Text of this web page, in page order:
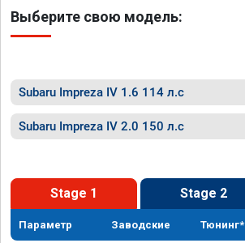
Выберите свою модель:
Subaru Impreza IV 1.6 114 л.с
Subaru Impreza IV 2.0 150 л.с
Stage 1 Stage 2
Параметр Заводские Тюнинг*